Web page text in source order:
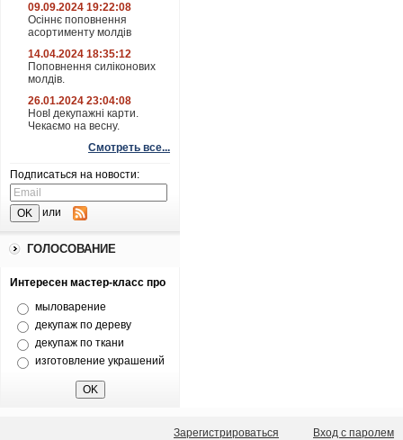
09.09.2024 19:22:08
Осіннє поповнення
асортименту молдів
14.04.2024 18:35:12
Поповнення силіконових
молдів.
26.01.2024 23:04:08
НовІ декупажні карти.
Чекаємо на весну.
Смотреть все...
Подписаться на новости:
или
ГОЛОСОВАНИЕ
Интересен мастер-класс про
мыловарение
декупаж по дереву
декупаж по ткани
изготовление украшений
Зарегистрироваться Вход с паролем